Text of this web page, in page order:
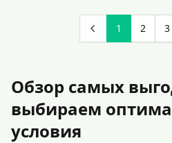
1 2 3
Обзор самых
выбираем
условия